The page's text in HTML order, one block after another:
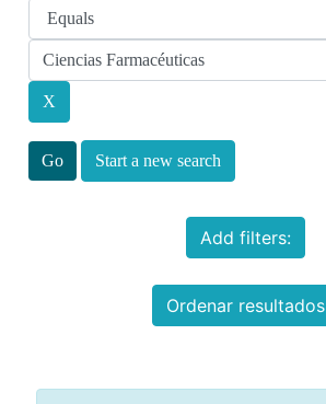
Start a new search
Add filters:
Ordenar resultados